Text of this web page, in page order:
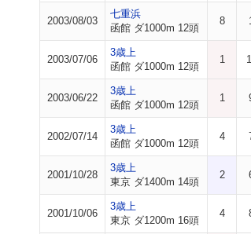
2003/08/03
七重浜
函館 ダ1000m 12頭
8
2003/07/06
3歳上
函館 ダ1000m 12頭
1
2003/06/22
3歳上
函館 ダ1000m 12頭
1
2002/07/14
3歳上
函館 ダ1000m 12頭
4
2001/10/28
3歳上
東京 ダ1400m 14頭
2
2001/10/06
3歳上
東京 ダ1200m 16頭
4